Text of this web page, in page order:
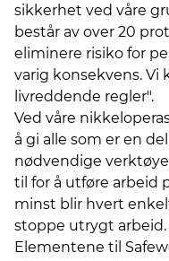
sikkerhet ved våre
består av over 20
eliminere risiko for
varig konsekvens. Vi
livreddende regler".
Ved våre
å gi alle som er en
nødvendige
til for å utføre arbeid
minst blir hvert
stoppe utrygt arbeid.
Elementene til